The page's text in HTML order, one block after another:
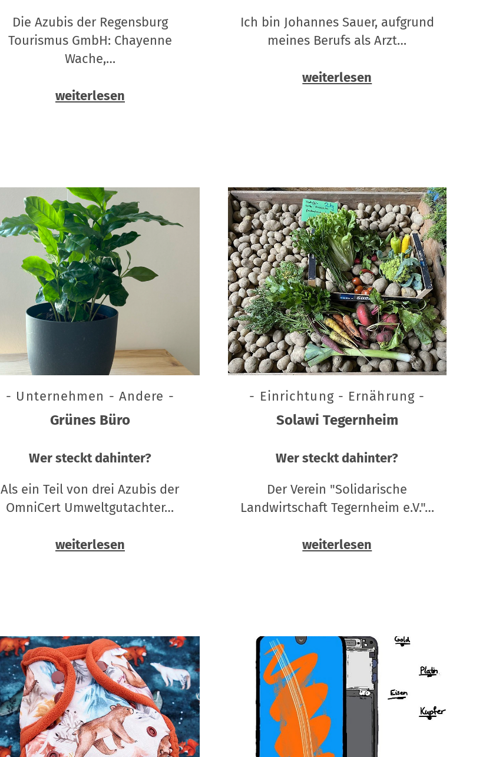
Die Azubis der Regensburg
Tourismus GmbH: Chayenne
Wache,…
weiterlesen
Ich bin Johannes Sauer, aufgrund
meines Berufs als Arzt…
weiterlesen
- Unternehmen - Andere -
Grünes Büro
Wer steckt dahinter?
Als ein Teil von drei Azubis der
OmniCert Umweltgutachter…
weiterlesen
- Einrichtung - Ernährung -
Solawi Tegernheim
Wer steckt dahinter?
Der Verein "Solidarische
Landwirtschaft Tegernheim e.V."…
weiterlesen